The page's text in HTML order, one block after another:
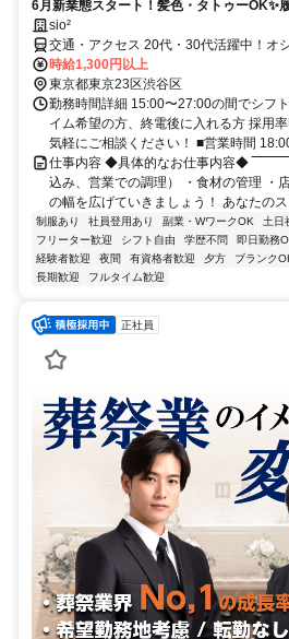
6月新業態スタート！髪色・タトゥーOK✨
sio²
交通・アクセス 20代・30代活躍中！オ
代田線・小田急線「代々木上原」駅東口
「代々木八幡」駅南口・北口より徒歩10
「代々木公園」駅1番出口より徒歩11分
時給1,300円以上
東京都東京23区渋谷区
勤務時間詳細 15:00〜27:00の間でシフ
イム希望の方、終電後に入れる方 採用
気軽にご相談ください！ ■営業時間
仕事内容 ◆具体的なお仕事内容◆
込み、営業での調理） ・食材の管理 ・
の幅を広げていきましょう！ あなたの
制服あり 社員登用あり 副業・WワークOK 土日
フリーター歓迎
シフト自由 学歴不問 即日勤務
経験者歓迎
夜間 有資格者歓迎 夕方 ブランク
長期歓迎
フルタイム歓迎
正社員